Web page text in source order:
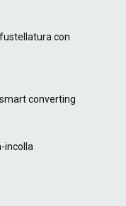
con
converting
incolla